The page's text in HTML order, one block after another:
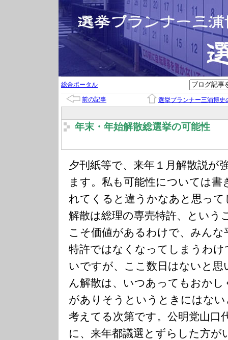
総合ポータル
前の記事 選挙プランナー三浦博史
年末・年始解散総選挙の可能性
夕刊紙等で、来年１月解散説が
ます。私も可能性については
れてくると違うかなあと思っ
解散は総理の専売特許、という
こそ価値があるわけで、みん
特許ではなくなってしまうわけ
いですが、ここ数日はないと
ん解散は、いつあってもおか
がありそうというときにはな
考えてる次第です。公明党山口
に、来年都議選とずらした方が